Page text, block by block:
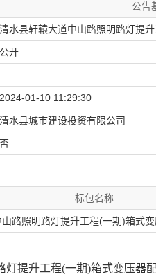
公告
清水县轩辕大道中山路照明路灯提
公开
2024-01-10 11:29:30
清水县城市建设投资有限公司
否
标包名称
路照明路灯提升工程(一期)箱式
灯提升工程(一期)箱式变压器